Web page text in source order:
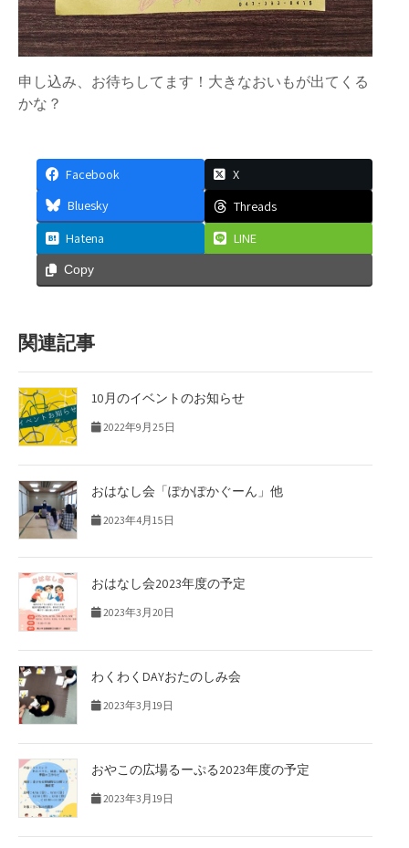
申し込み、お待ちしてます！大きなおいもが出てくる
かな？
Facebook
X
Bluesky
Threads
Hatena
LINE
Copy
関連記事
10月のイベントのお知らせ
2022年9月25日
おはなし会「ぽかぽかぐーん」他
2023年4月15日
おはなし会2023年度の予定
2023年3月20日
わくわくDAYおたのしみ会
2023年3月19日
おやこの広場るーぷる2023年度の予定
2023年3月19日